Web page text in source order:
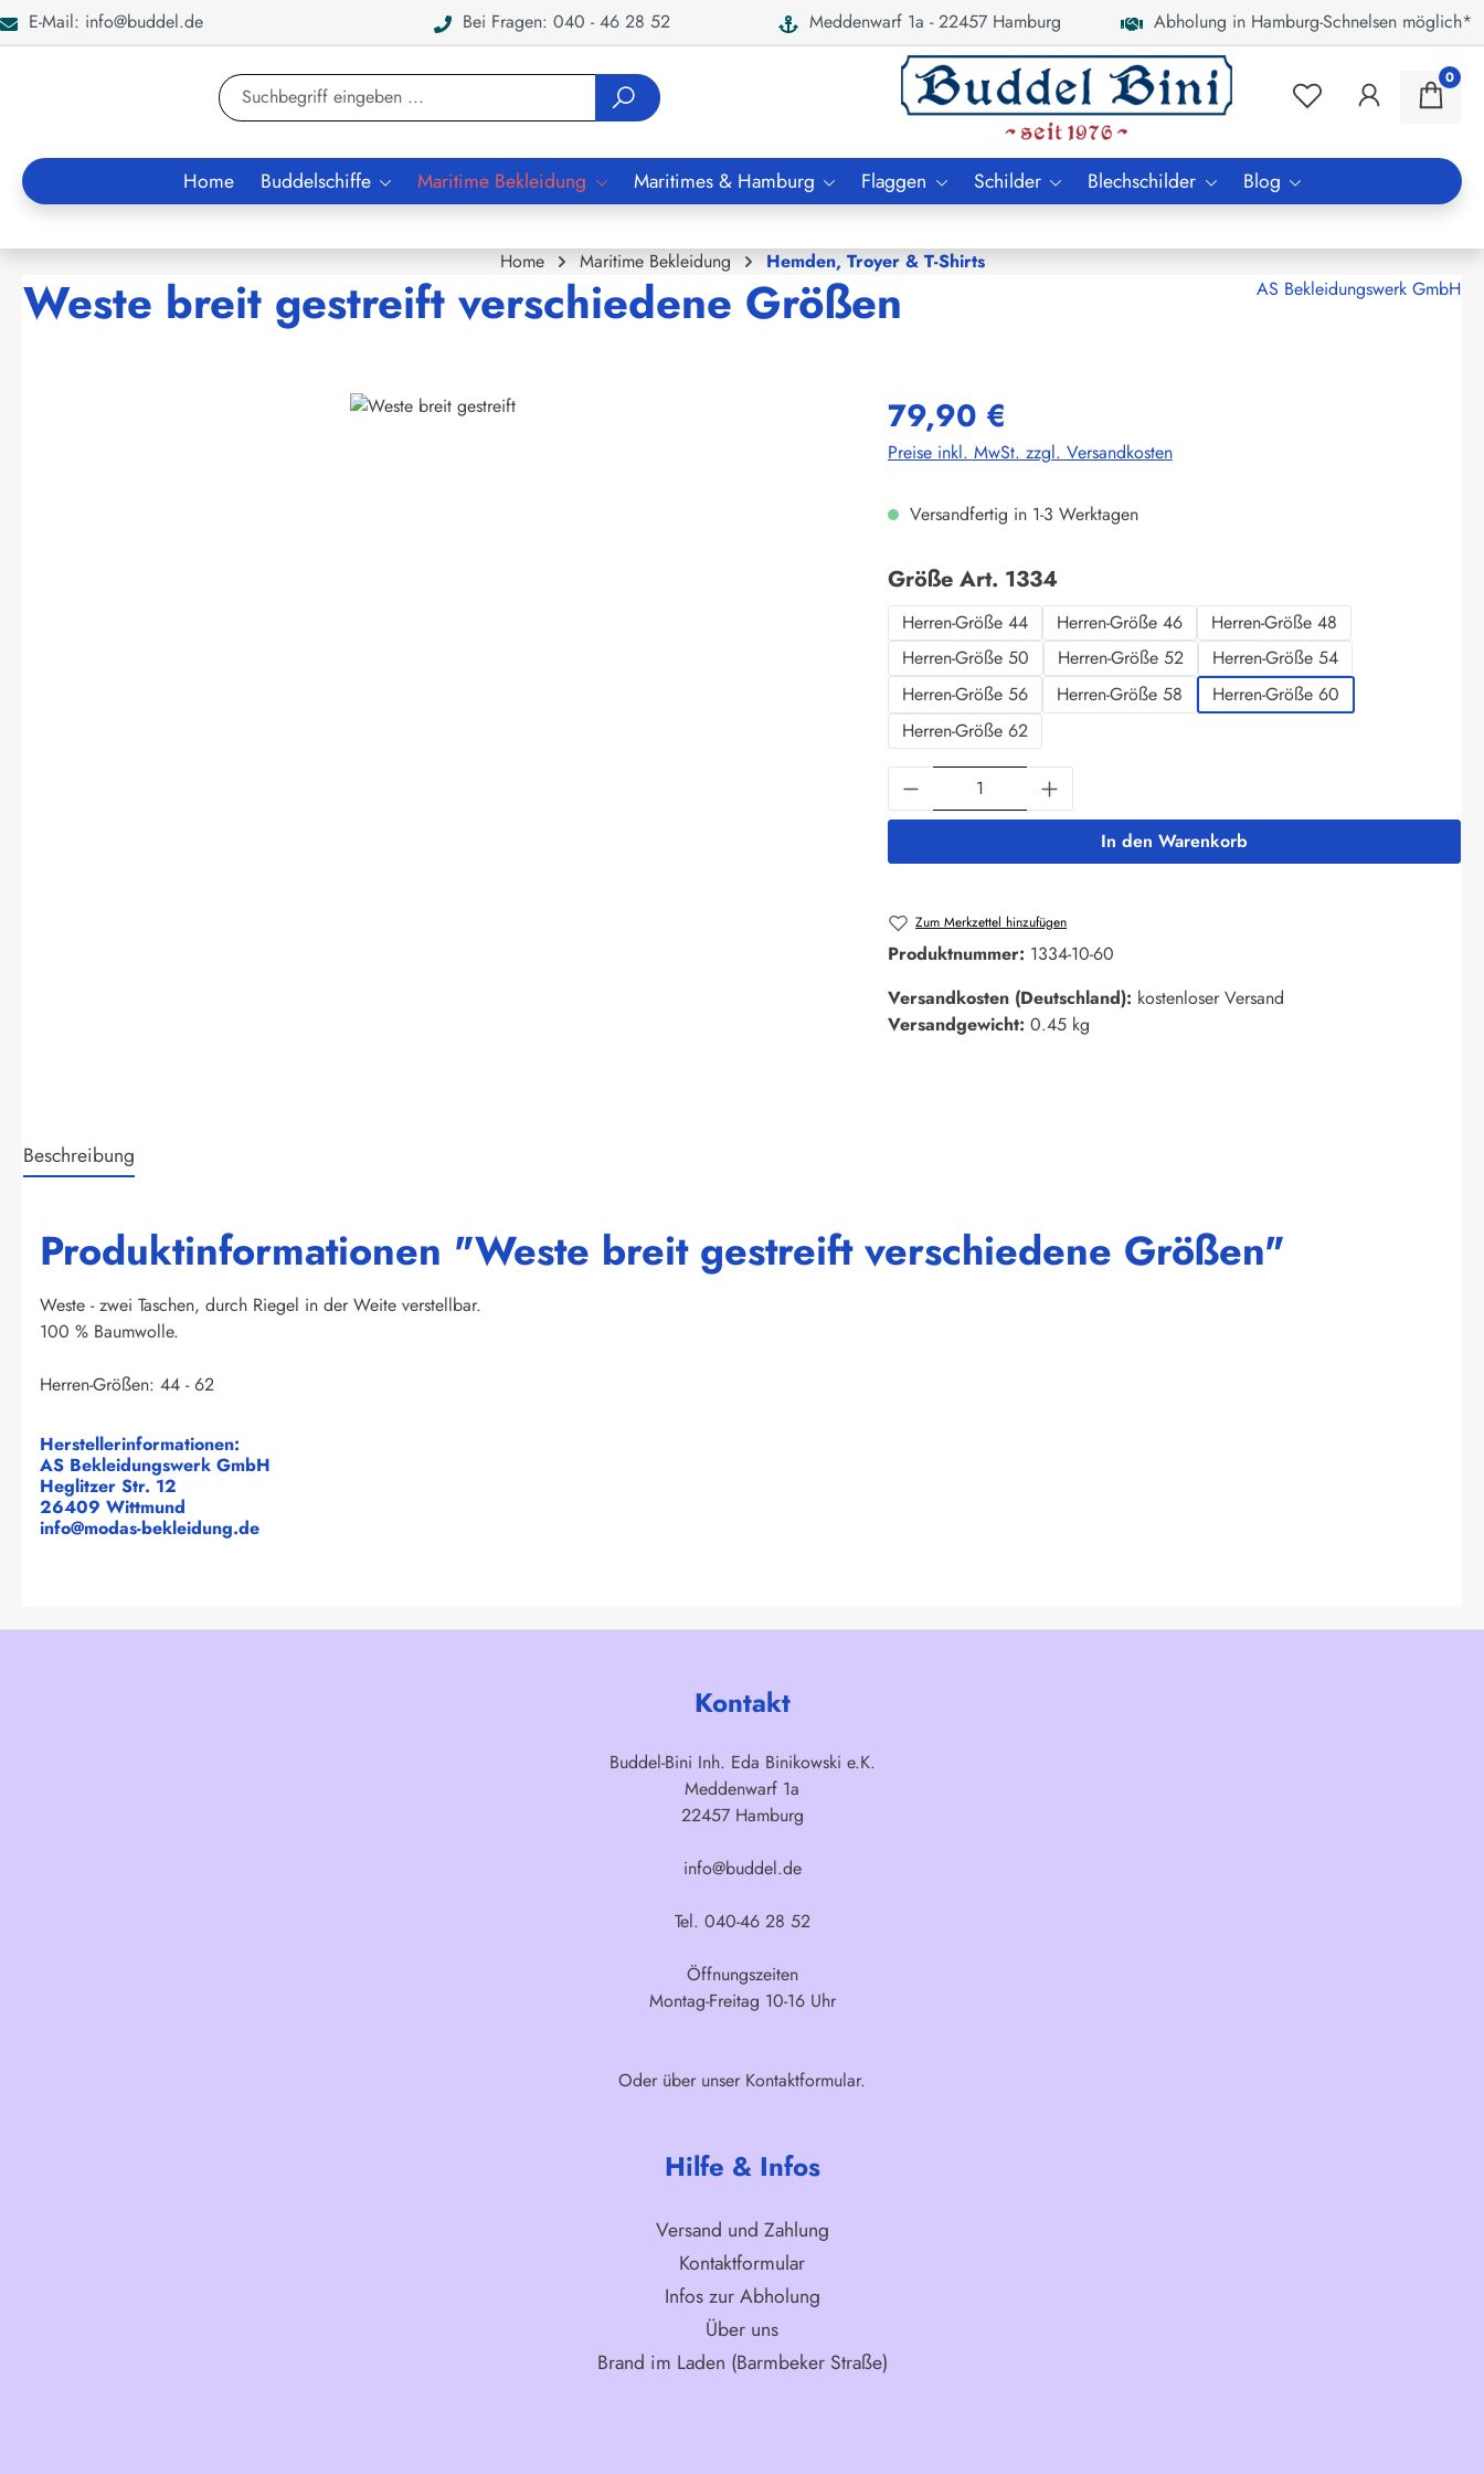
Zur Suche springen
E-Mail: info@buddel.de Bei Fragen: 040 - 46 28 52 Meddenwarf 1a - 22457 Hamburg Abholung in Hamburg-Schnelsen möglich*
0
Home Buddelschiffe Maritime Bekleidung Maritimes & Hamburg Flaggen Schilder Blechschilder Blog
Home Maritime Bekleidung Hemden, Troyer & T-Shirts
Weste breit gestreift verschiedene Größen AS Bekleidungswerk GmbH
79,90 €
Preise inkl. MwSt. zzgl. Versandkosten
Versandfertig in 1-3 Werktagen
Größe Art. 1334auswählen
Herren-Größe 44 Herren-Größe 46
Herren-Größe 48
Herren-Größe 50
Herren-Größe 52
Herren-Größe 54
Herren-Größe 56
Herren-Größe 58
Herren-Größe 60
Herren-Größe 62
Produkt Anzahl: Gib den gewünschten Wert ein
In den Warenkorb
Zum Merkzettel hinzufügen
Produktnummer: 1334-10-60
Versandkosten (Deutschland): kostenloser Versand
Versandgewicht: 0.45 kg
Beschreibung
Produktinformationen "Weste breit gestreift verschiedene Größen"
Weste - zwei Taschen, durch Riegel in der Weite verstellbar.
100 % Baumwolle.
Herren-Größen: 44 - 62
Herstellerinformationen:
AS Bekleidungswerk GmbH
Heglitzer Str. 12
26409 Wittmund
info@modas-bekleidung.de
Kontakt
Buddel-Bini Inh. Eda Binikowski e.K.
Meddenwarf 1a
22457 Hamburg
info@buddel.de
Tel. 040-46 28 52
Öffnungszeiten
Montag-Freitag 10-16 Uhr
Oder über unser Kontaktformular.
Hilfe & Infos
Versand und Zahlung
Kontaktformular
Infos zur Abholung
Über uns
Brand im Laden (Barmbeker Straße)